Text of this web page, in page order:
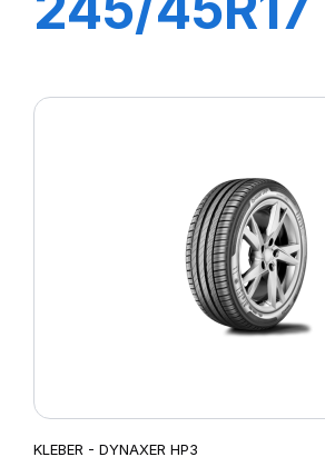
KLEBER - DYNAXER HP3